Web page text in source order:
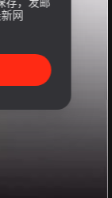
网